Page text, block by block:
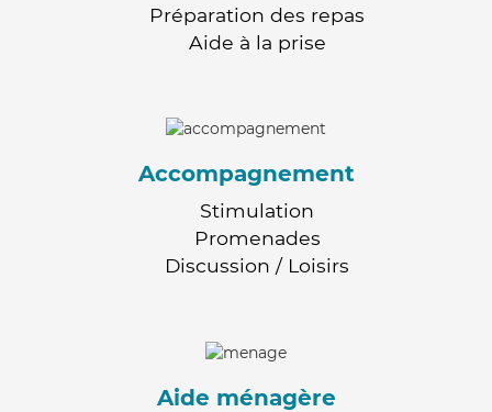
Préparation des repas
Aide à la prise
Accompagnement
Stimulation
Promenades
Discussion / Loisirs
Aide ménagère